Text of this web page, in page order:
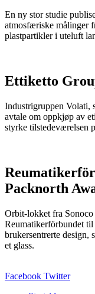
En ny stor studie
atmosfæriske målinger
plastpartikler i uteluft
Ettiketto
Industrigruppen Volati,
avtale om oppkjøp av
styrke tilstedeværelsen
Packnorth
Orbit-lokket fra
Reumatikerförbundet
brukersentrerte design,
et glass.
Facebook Twitter